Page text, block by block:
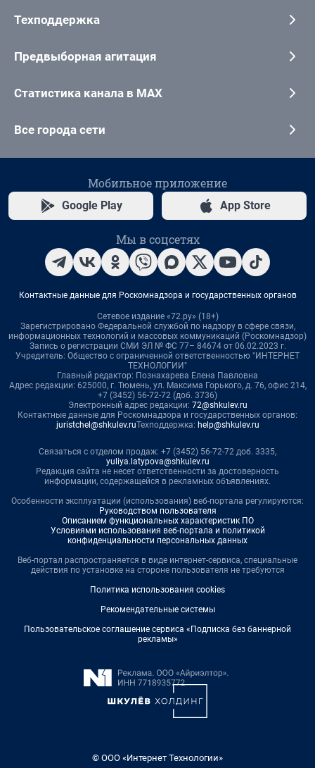
Техподдержка
Предвыборная агитация
Статистика канала в MAX
Все города сети
Мобильное приложение
Google Play App Store
Мы в соцсетях
Контактные данные для Роскомнадзора и государственных органов
Сетевое издание «72.ру» (18+)
Зарегистрировано Федеральной службой по надзору в сфере связи,
информационных технологий и массовых коммуникаций (Роскомнадзор)
Запись о регистрации СМИ ЭЛ № ФС 77– 84674 от 06.02.2023 г.
Учредитель: Общество с ограниченной ответственностью "ИНТЕРНЕТ
ТЕХНОЛОГИИ"
Главный редактор: Познахарева Елена Павловна
Адрес редакции: 625000, г. Тюмень, ул. Максима Горького, д. 76, офис 214,
+7 (3452) 56-72-72 (доб. 3736)
Электронный адрес редакции: 72@shkulev.ru
Контактные данные для Роскомнадзора и государственных органов:
juristchel@shkulev.ruТехподдержка: help@shkulev.ru
Связаться с отделом продаж: +7 (3452) 56-72-72 доб. 3335,
yuliya.latypova@shkulev.ru
Редакция сайта не несет ответственности за достоверность
информации, содержащейся в рекламных объявлениях.
Особенности эксплуатации (использования) веб-портала регулируются:
Руководством пользователя
Описанием функциональных характеристик ПО
Условиями использования веб-портала и политикой
конфиденциальности персональных данных
Веб-портал распространяется в виде интернет-сервиса, специальные
действия по установке на стороне пользователя не требуются
Политика использования cookies
Рекомендательные системы
Пользовательское соглашение сервиса «Подписка без баннерной
рекламы»
© ООО «Интернет Технологии»